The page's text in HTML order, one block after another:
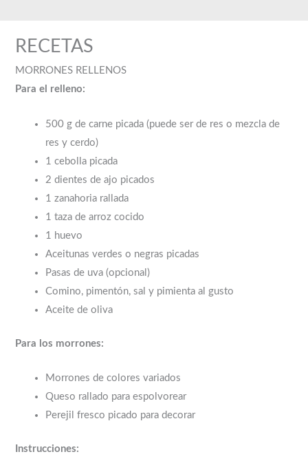
contenido
RECETAS
MORRONES RELLENOS
Para el relleno:
500 g de carne picada (puede ser de res o mezcla de
res y cerdo)
1 cebolla picada
2 dientes de ajo picados
1 zanahoria rallada
1 taza de arroz cocido
1 huevo
Aceitunas verdes o negras picadas
Pasas de uva (opcional)
Comino, pimentón, sal y pimienta al gusto
Aceite de oliva
Para los morrones:
Morrones de colores variados
Queso rallado para espolvorear
Perejil fresco picado para decorar
Instrucciones: